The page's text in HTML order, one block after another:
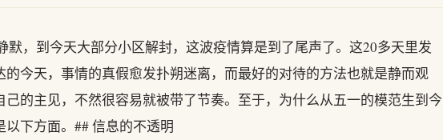
默，到今天大部分小区解封，这波疫情算是到了尾声了。这20多天里发
今天，事情的真假愈发扑朔迷离，而最好的对待的方法也就是静而观
的主见，不然很容易就被带了节奏。至于，为什么从五一的模范生到今
下方面。## 信息的不透明